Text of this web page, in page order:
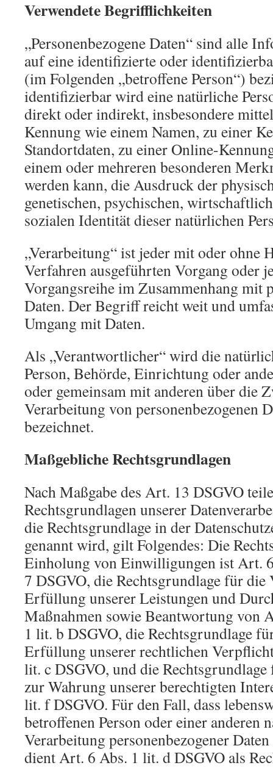
Verwendete Begrifflichkeiten
„Personenbezogene Daten“ sind alle
auf eine identifizierte oder
(im Folgenden „betroffene Person“)
identifizierbar wird eine natürliche
direkt oder indirekt, insbesondere
Kennung wie einem Namen, zu einer
Standortdaten, zu einer Online-
einem oder mehreren besonderen
werden kann, die Ausdruck der
genetischen, psychischen,
sozialen Identität dieser natürlichen
„Verarbeitung“ ist jeder mit oder ohne
Verfahren ausgeführten Vorgang oder
Vorgangsreihe im Zusammenhang mit
Daten. Der Begriff reicht weit und
Umgang mit Daten.
Als „Verantwortlicher“ wird die
Person, Behörde, Einrichtung oder
oder gemeinsam mit anderen über die
Verarbeitung von personenbezogenen
bezeichnet.
Maßgebliche Rechtsgrundlagen
Nach Maßgabe des Art. 13 DSGVO
Rechtsgrundlagen unserer
die Rechtsgrundlage in der
genannt wird, gilt Folgendes: Die
Einholung von Einwilligungen ist Art.
7 DSGVO, die Rechtsgrundlage für die
Erfüllung unserer Leistungen und
Maßnahmen sowie Beantwortung von
1 lit. b DSGVO, die Rechtsgrundlage
Erfüllung unserer rechtlichen
lit. c DSGVO, und die
zur Wahrung unserer berechtigten
lit. f DSGVO. Für den Fall, dass
betroffenen Person oder einer anderen
Verarbeitung personenbezogener
dient Art. 6 Abs. 1 lit. d DSGVO als